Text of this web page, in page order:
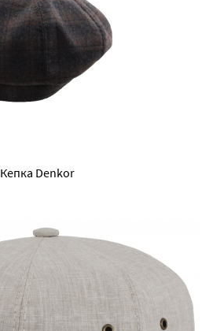
Кепка Denkor